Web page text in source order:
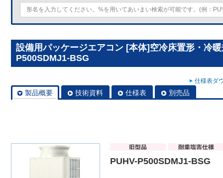
設備用パッケージエアコン [本体]空冷床置形・冷
P500SDMJ1-BSG
仕様表ダ
製品概要 技術資料 仕様表 別売品
PUHV-P500SDMJ1-BSG